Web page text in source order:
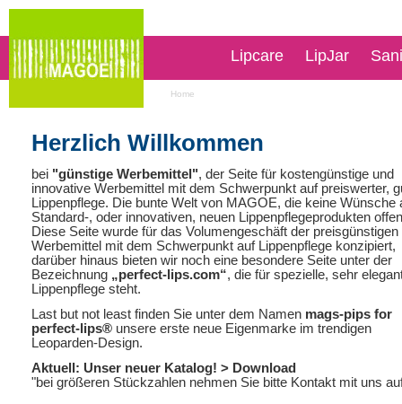
Lipcare LipJar
Home
Herzlich Willkommen
bei "günstige Werbemittel", der Seite für kostengünstige und
innovative Werbemittel mit dem Schwerpunkt auf preiswerter,
Lippenpflege. Die bunte Welt von MAGOE, die keine Wünsche
Standard-, oder innovativen, neuen Lippenpflegeprodukten
Diese Seite wurde für das Volumengeschäft der preisgünstigen
Werbemittel mit dem Schwerpunkt auf Lippenpflege konzipiert,
darüber hinaus bieten wir noch eine besondere Seite unter der
Bezeichnung „perfect-lips.com“, die für spezielle, sehr
Lippenpflege steht.
Last but not least finden Sie unter dem Namen mags-pips for
perfect-lips® unsere erste neue Eigenmarke im trendigen
Leoparden-Design.
Aktuell: Unser neuer Katalog! > Download
"bei größeren Stückzahlen nehmen Sie bitte Kontakt mit uns